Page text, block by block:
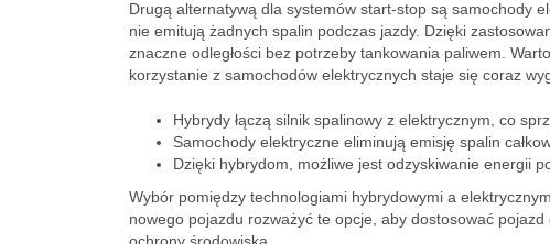
Drugą alternatywą dla systemów start-stop są samochody
nie emitują żadnych spalin podczas jazdy. Dzięki
znaczne odległości bez potrzeby tankowania paliwem.
korzystanie z samochodów elektrycznych staje się coraz
Hybrydy łączą silnik spalinowy z elektrycznym, co
Samochody elektryczne eliminują emisję spalin
Dzięki hybrydom, możliwe jest odzyskiwanie energii
Wybór pomiędzy technologiami hybrydowymi a
nowego pojazdu rozważyć te opcje, aby dostosować